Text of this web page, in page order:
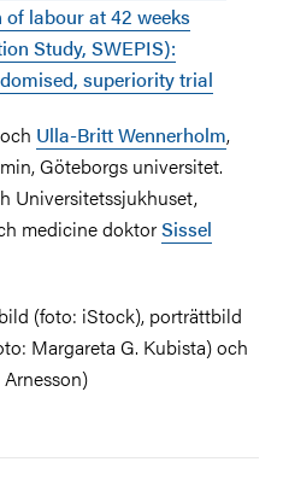
labour at 42 weeks
Study, SWEPIS):
superiority trial
och Ulla-Britt Wennerholm,
Göteborgs universitet.
Universitetssjukhuset,
medicine doktorSissel
(foto: iStock), porträttbild
Margareta G. Kubista) och